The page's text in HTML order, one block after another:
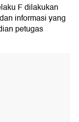
F dilakukan
informasi yang
petugas